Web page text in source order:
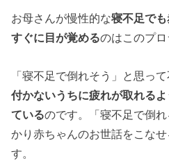
お母さんが慢性的な寝不足でも
すぐに目が覚めるのはこのプロ
「寝不足で倒れそう」と思っ
付かないうちに疲れが取れる
ているのです。「寝不足で倒
かり赤ちゃんのお世話をこな
す。